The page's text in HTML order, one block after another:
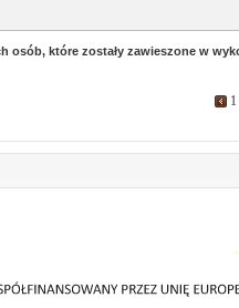
osób, które zostały zawieszone w
1